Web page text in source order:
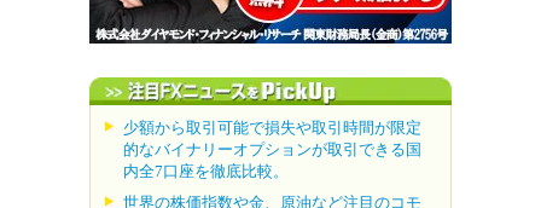
少額から取引可能で損失や取引時間が限定
的なバイナリーオプションが取引できる国
内全7口座を徹底比較。
世界の株価指数や金、原油など注目のコモ